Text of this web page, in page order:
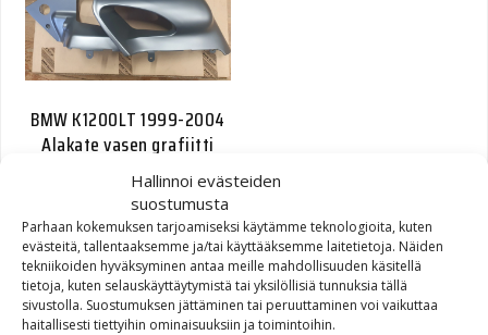
Hallinnoi evästeiden
suostumusta
Parhaan kokemuksen tarjoamiseksi käytämme teknologioita, kuten
evästeitä, tallentaaksemme ja/tai käyttääksemme laitetietoja. Näiden
tekniikoiden hyväksyminen antaa meille mahdollisuuden käsitellä
tietoja, kuten selauskäyttäytymistä tai yksilöllisiä tunnuksia tällä
sivustolla. Suostumuksen jättäminen tai peruuttaminen voi vaikuttaa
haitallisesti tiettyihin ominaisuuksiin ja toimintoihin.
BMW K1200LT 1999-2004
Alakate vasen grafiitti
84,39€